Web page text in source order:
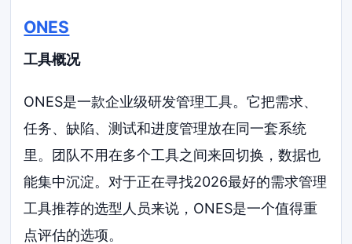
ONES
工具概况
ONES是一款企业级研发管理工具。它把需求、
任务、缺陷、测试和进度管理放在同一套系统
里。团队不用在多个工具之间来回切换，数据也
能集中沉淀。对于正在寻找2026最好的需求管理
工具推荐的选型人员来说，ONES是一个值得重
点评估的选项。